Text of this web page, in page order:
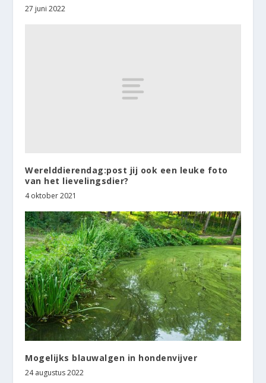
27 juni 2022
Werelddierendag:post jij ook een leuke foto
van het lievelingsdier?
4 oktober 2021
Mogelijks blauwalgen in hondenvijver
24 augustus 2022